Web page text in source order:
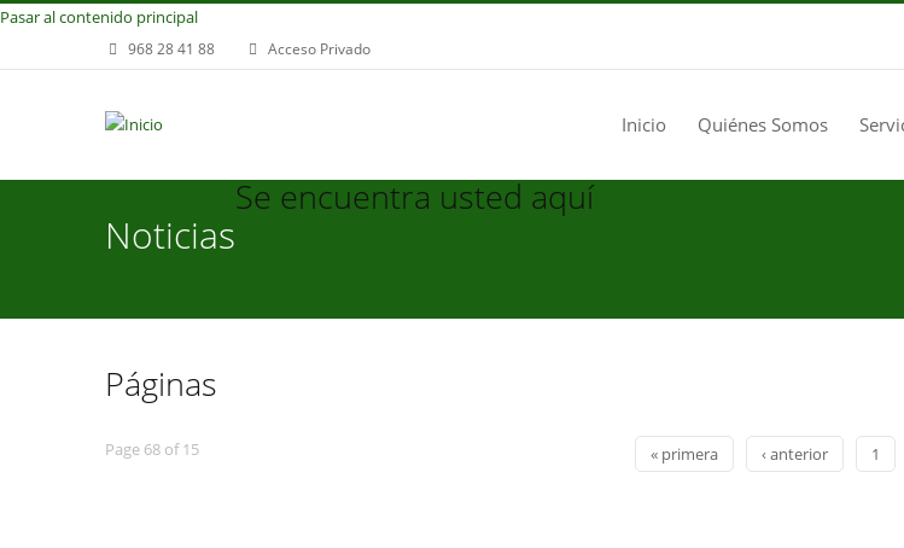
Pasar al contenido principal
968 28 41 88 Acceso Privado
Inicio Quiénes Somos
Noticias
Se encuentra usted aquí
Páginas
Page 68 of 15 « primera ‹ anterior 1